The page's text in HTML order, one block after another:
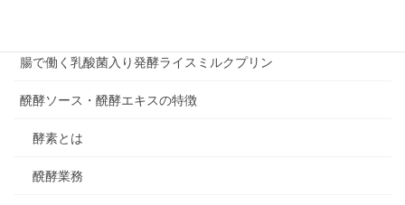
腸で働く乳酸菌入り発酵ライスミルクプリン
醗酵ソース・醗酵エキスの特徴
酵素とは
醗酵業務